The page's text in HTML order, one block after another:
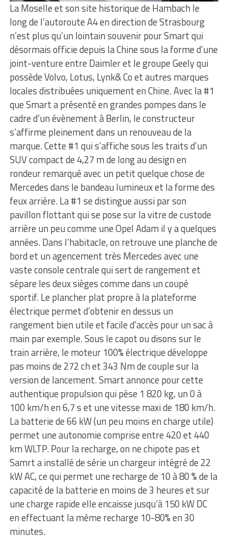
La Moselle et son site historique de Hambach le
long de l’autoroute A4 en direction de Strasbourg
n’est plus qu’un lointain souvenir pour Smart qui
désormais officie depuis la Chine sous la forme d’une
joint-venture entre Daimler et le groupe Geely qui
possède Volvo, Lotus, Lynk& Co et autres marques
locales distribuées uniquement en Chine. Avec la #1
que Smart a présenté en grandes pompes dans le
cadre d’un évènement à Berlin, le constructeur
s’affirme pleinement dans un renouveau de la
marque. Cette #1 qui s’affiche sous les traits d’un
SUV compact de 4,27 m de long au design en
rondeur remarqué avec un petit quelque chose de
Mercedes dans le bandeau lumineux et la forme des
feux arrière. La #1 se distingue aussi par son
pavillon flottant qui se pose sur la vitre de custode
arrière un peu comme une Opel Adam il y a quelques
années. Dans l’habitacle, on retrouve une planche de
bord et un agencement très Mercedes avec une
vaste console centrale qui sert de rangement et
sépare les deux sièges comme dans un coupé
sportif. Le plancher plat propre à la plateforme
électrique permet d’obtenir en dessus un
rangement bien utile et facile d’accès pour un sac à
main par exemple. Sous le capot ou disons sur le
train arrière, le moteur 100% électrique développe
pas moins de 272 ch et 343 Nm de couple sur la
version de lancement. Smart annonce pour cette
authentique propulsion qui pèse 1 820 kg, un 0 à
100 km/h en 6,7 s et une vitesse maxi de 180 km/h.
La batterie de 66 kW (un peu moins en charge utile)
permet une autonomie comprise entre 420 et 440
km WLTP. Pour la recharge, on ne chipote pas et
Samrt a installé de série un chargeur intégré de 22
kW AC, ce qui permet une recharge de 10 à 80 % de la
capacité de la batterie en moins de 3 heures et sur
une charge rapide elle encaisse jusqu’à 150 kW DC
en effectuant la même recharge 10-80% en 30
minutes.